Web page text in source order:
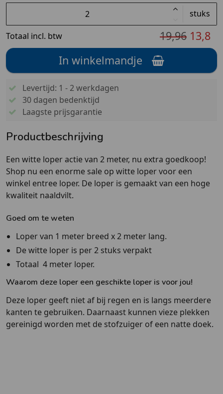
stuks
Totaal incl. btw 19,96 13,8
In winkelmandje
Levertijd: 1 - 2 werkdagen
30 dagen bedenktijd
Laagste prijsgarantie
Productbeschrijving
Een witte loper actie van 2 meter, nu extra goedkoop!
Shop nu een enorme sale op witte loper voor een
winkel entree loper. De loper is gemaakt van een hoge
kwaliteit naaldvilt.
Goed om te weten
Loper van 1 meter breed x 2 meter lang.
De witte loper is per 2 stuks verpakt
Totaal 4 meter loper.
Waarom deze loper een geschikte loper is voor jou!
Deze loper geeft niet af bij regen en is langs meerdere
kanten te gebruiken. Daarnaast kunnen vieze plekken
gereinigd worden met de stofzuiger of een natte doek.